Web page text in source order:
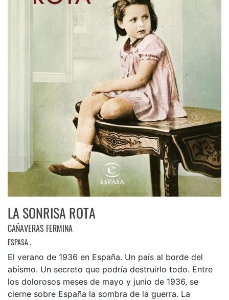
LA SONRISA ROTA
CAÑAVERAS FERMINA
ESPASA .
El verano de 1936 en España. Un país al borde del
abismo. Un secreto que podría destruirlo todo. Entre
los dolorosos meses de mayo y junio de 1936, se
cierne sobre España la sombra de la guerra. La